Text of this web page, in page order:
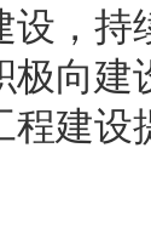
设，持
极向建
程建设